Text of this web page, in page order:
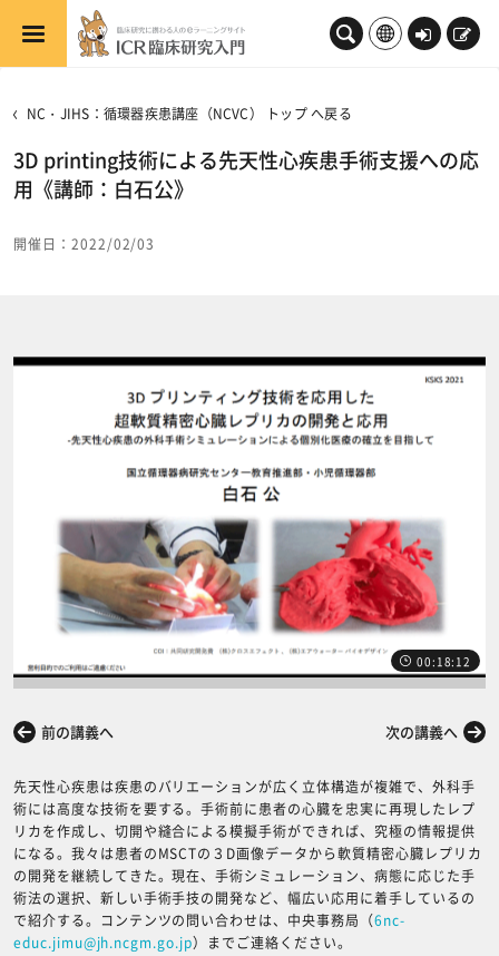
メインコンテンツへスキップする
ロ
新
NC・JIHS：循環器疾患講座（NCVC） トップ へ戻る
3D printing技術による先天性心疾患手術支援への応
用《講師：白石公》
開催日：2022/02/03
00:18:12
前の講義へ 次の講義へ
先天性心疾患は疾患のバリエーションが広く立体構造が複雑で、外科手
術には高度な技術を要する。手術前に患者の心臓を忠実に再現したレプ
リカを作成し、切開や縫合による模擬手術ができれば、究極の情報提供
になる。我々は患者のMSCTの３D画像データから軟質精密心臓レプリカ
の開発を継続してきた。現在、手術シミュレーション、病態に応じた手
術法の選択、新しい手術手技の開発など、幅広い応用に着手しているの
で紹介する。コンテンツの問い合わせは、中央事務局（6nc-
educ.jimu@jh.ncgm.go.jp）までご連絡ください。